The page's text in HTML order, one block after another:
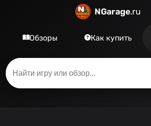
NGarage.ru
Обзоры Как купить